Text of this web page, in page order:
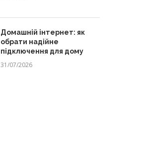
Домашній інтернет: як
обрати надійне
підключення для дому
31/07/2026